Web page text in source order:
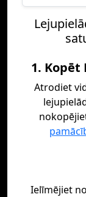
1. Kopēt
Atrodiet
Ielīmējiet